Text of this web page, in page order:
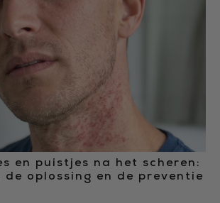
en puistjes na het scheren:
de oplossing en de preventie